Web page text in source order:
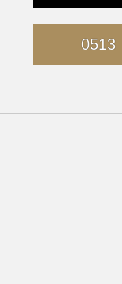
0513